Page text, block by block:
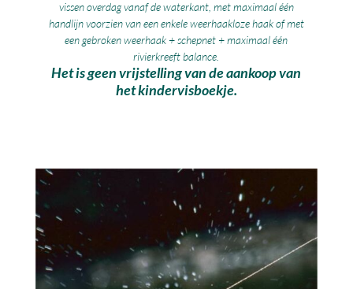
vissen overdag vanaf de waterkant, met maximaal één
handlijn voorzien van een enkele weerhaakloze haak of met
een gebroken weerhaak + schepnet + maximaal één
rivierkreeft balance.
Het is geen vrijstelling van de aankoop van
het kindervisboekje.